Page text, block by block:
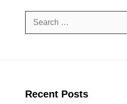
Search
Recent Posts